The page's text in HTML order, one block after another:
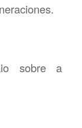
sobre a